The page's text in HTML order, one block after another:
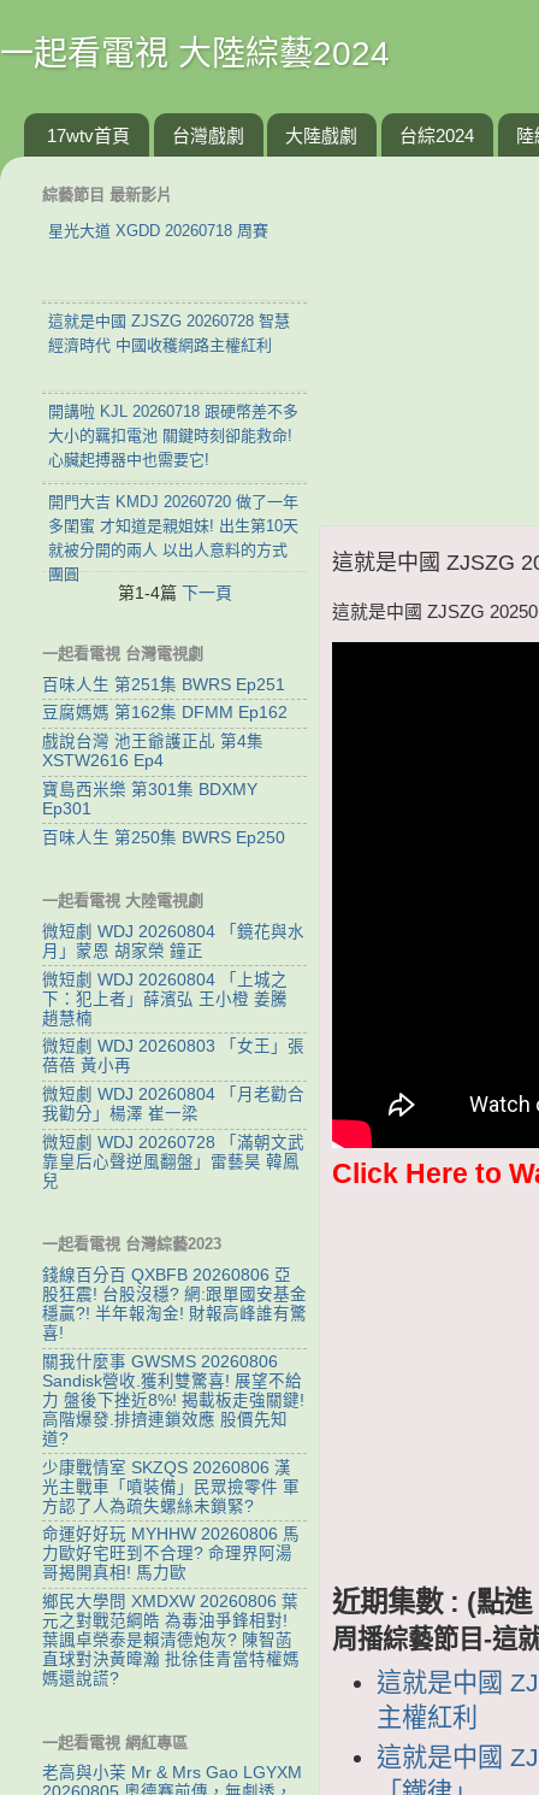
一起看電視 大陸綜藝2024
17wtv首頁 台灣戲劇 大陸戲劇 台綜2024 陸
這就是中國 ZJSZG
這就是中國 ZJSZG
Click Here to
近期集數 : (點
周播綜藝節目-這
這就是中國
主權紅利
這就是中國
綜藝節目 最新影片
星光大道 XGDD 20260718 周賽
這就是中國 ZJSZG 20260728 智慧
經濟時代 中國收穫網路主權紅利
開講啦 KJL 20260718 跟硬幣差不多
大小的羈扣電池 關鍵時刻卻能救命!
心臟起搏器中也需要它!
開門大吉 KMDJ 20260720 做了一年
多閨蜜 才知道是親姐妹! 出生第10天
就被分開的兩人 以出人意料的方式
團圓
第1-4篇 下一頁
一起看電視 台灣電視劇
百味人生 第251集 BWRS Ep251
豆腐媽媽 第162集 DFMM Ep162
戲說台灣 池王爺護正乩 第4集
XSTW2616 Ep4
寶島西米樂 第301集 BDXMY
Ep301
百味人生 第250集 BWRS Ep250
一起看電視 大陸電視劇
微短劇 WDJ 20260804 「鏡花與水
月」蒙恩 胡家榮 鐘正
微短劇 WDJ 20260804 「上城之
下：犯上者」薛濱弘 王小橙 姜騰
趙慧楠
微短劇 WDJ 20260803 「女王」張
蓓蓓 黃小再
微短劇 WDJ 20260804 「月老勸合
我勸分」楊澤 崔一梁
微短劇 WDJ 20260728 「滿朝文武
靠皇后心聲逆風翻盤」雷藝昊 韓鳳
兒
一起看電視 台灣綜藝2023
錢線百分百 QXBFB 20260806 亞
股狂震! 台股沒穩? 網:跟單國安基金
穩贏?! 半年報淘金! 財報高峰誰有驚
喜!
關我什麼事 GWSMS 20260806
Sandisk營收.獲利雙驚喜! 展望不給
力 盤後下挫近8%! 揭載板走強關鍵!
高階爆發.排擠連鎖效應 股價先知
道?
少康戰情室 SKZQS 20260806 漢
光主戰車「噴裝備」民眾撿零件 軍
方認了人為疏失螺絲未鎖緊?
命運好好玩 MYHHW 20260806 馬
力歐好宅旺到不合理? 命理界阿湯
哥揭開真相! 馬力歐
鄉民大學問 XMDXW 20260806 葉
元之對戰范綱皓 為毒油爭鋒相對!
葉諷卓榮泰是賴清德炮灰? 陳智菡
直球對決黃暐瀚 批徐佳青當特權媽
媽還說謊?
一起看電視 網紅專區
老高與小茉 Mr & Mrs Gao LGYXM